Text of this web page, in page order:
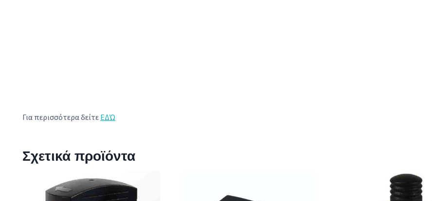
Για περισσότερα δείτε ΕΔΏ
Σχετικά προϊόντα